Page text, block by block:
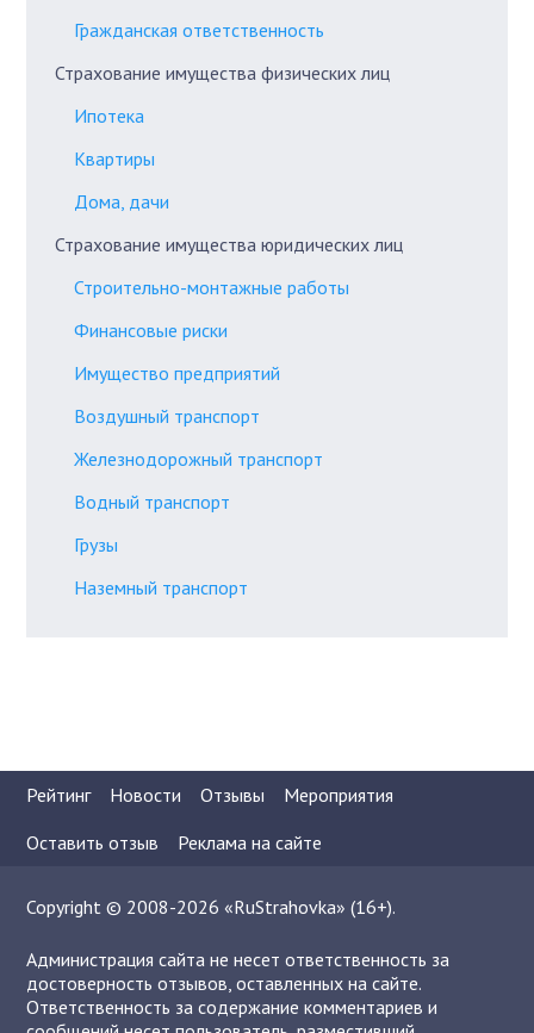
Гражданская ответственность
Страхование имущества физических лиц
Ипотека
Квартиры
Дома, дачи
Страхование имущества юридических лиц
Строительно-монтажные работы
Финансовые риски
Имущество предприятий
Воздушный транспорт
Железнодорожный транспорт
Водный транспорт
Грузы
Наземный транспорт
Рейтинг Новости Отзывы
Мероприятия
Оставить отзыв
Реклама на сайте
Copyright © 2008-2026 «RuStrahovka» (16+).
Администрация сайта не несет ответственность за
достоверность отзывов, оставленных на сайте.
Ответственность за содержание комментариев и